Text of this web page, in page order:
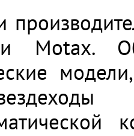
Motax.